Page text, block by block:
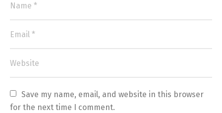
Save my name, email, and website in this browser
for the next time I comment.